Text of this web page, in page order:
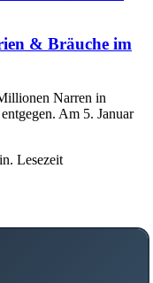
& Bräuche im
Narren in
Am 5. Januar
Lesezeit